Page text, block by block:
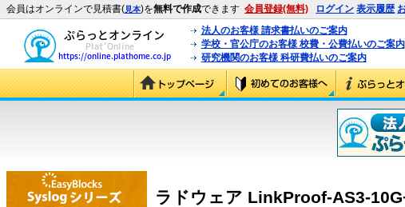
会員はオンラインで見積書(見本)を無料で作成できます 会員登録(無料) ログイン 表示履歴
法人のお客様 請求書払いのご案内
学校・官公庁のお客様 校費・公費払いのご案内
研究機関のお客様 科研費払いのご案内
ラドウェア LinkProof-AS3-